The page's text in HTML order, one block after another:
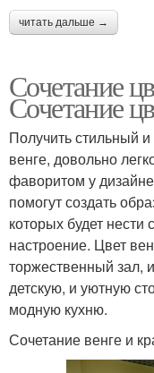
читать дальше →
Сочетание
Сочетание
Получить стильный
венге, довольно
фаворитом у
помогут создать
которых будет
настроение. Цвет
торжественный зал,
детскую, и уютную
модную кухню.
Сочетание венге и